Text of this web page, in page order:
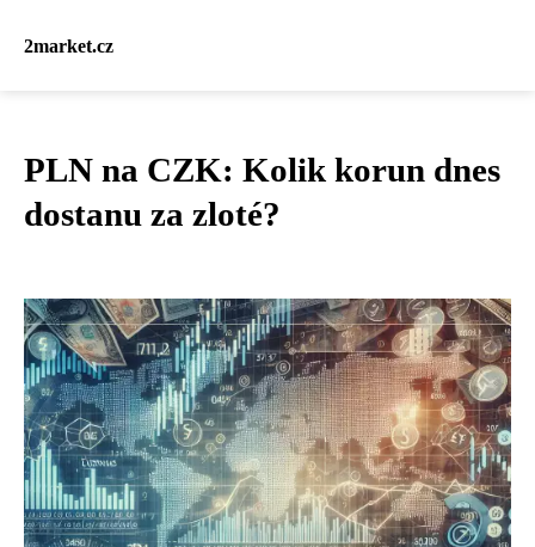
2market.cz
PLN na CZK: Kolik korun dnes
dostanu za zloté?